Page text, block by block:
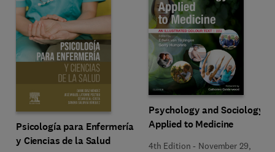
Psicología para Enfermería
y Ciencias de la Salud
Psychology and Sociology
Applied to Medicine
4th Edition - November 29,